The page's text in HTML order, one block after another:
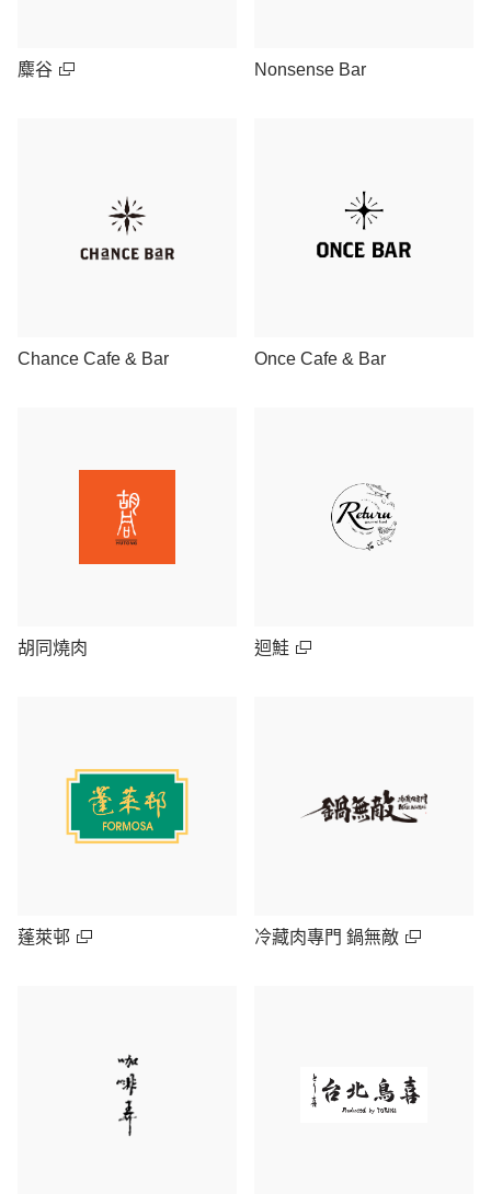
麋谷 Nonsense Bar
Chance Cafe & Bar Once Cafe & Bar
胡同燒肉 迴鮭
蓬萊邨 冷藏肉專門 鍋無敵